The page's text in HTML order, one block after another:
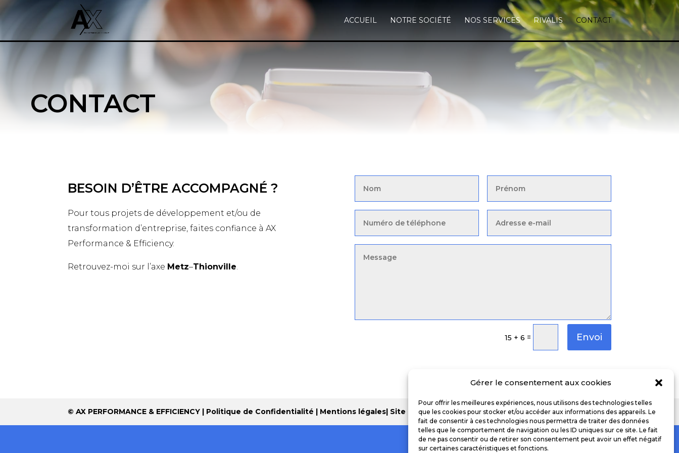
Gérer le consentement aux cookies
Pour offrir les meilleures expériences, nous utilisons des technologies telles
que les cookies pour stocker et/ou accéder aux informations des appareils. Le
fait de consentir à ces technologies nous permettra de traiter des données
telles que le comportement de navigation ou les ID uniques sur ce site. Le fait
de ne pas consentir ou de retirer son consentement peut avoir un effet négatif
sur certaines caractéristiques et fonctions.
ACCUEIL NOTRE SOCIÉTÉ NOS SERVICES RIVALIS CONTACT
CONTACT
BESOIN D’ÊTRE ACCOMPAGNÉ ?
Pour tous projets de développement et/ou de
transformation d’entreprise, faites confiance à AX
Performance & Efficiency.
Retrouvez-moi sur l’axe Metz–Thionville.
15 + 6 = Envoi
© AX PERFORMANCE & EFFICIENCY | Politique de Confidentialité | Mentions légales| Site réaliséCr2 Agency